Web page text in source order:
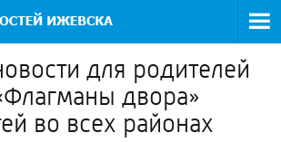
для родителей
двора»
во всех районах